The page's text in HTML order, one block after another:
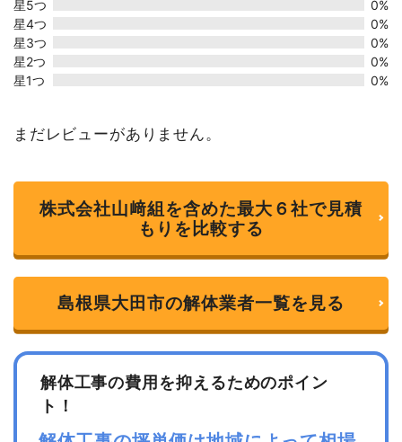
星5つ
0%
星4つ
0%
星3つ
0%
星2つ
0%
星1つ
0%
まだレビューがありません。
株式会社山﨑組を含めた最大６社で見積
もりを比較する
島根県大田市の解体業者一覧を見る
解体工事の費用を抑えるためのポイン
ト！